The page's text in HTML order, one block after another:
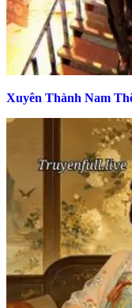
Xuyên Thành Nam